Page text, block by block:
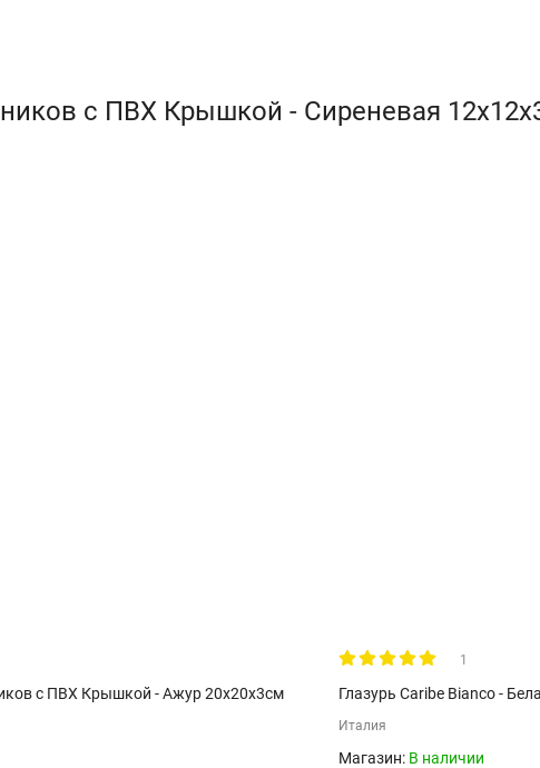
с ПВХ Крышкой - Сиреневая
с ПВХ Крышкой - Ажур 20х20х3см
1
Глазурь Caribe Bianco -
Италия
Магазин: В наличии